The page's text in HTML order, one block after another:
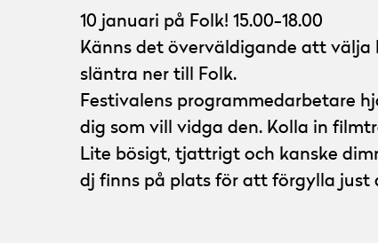
10 januari på Folk! 15.00-18.00
Känns det överväldigande att välja
släntra ner till Folk.
Festivalens programmedarbetare
dig som vill vidga den. Kolla in
Lite bösigt, tjattrigt och kanske
dj finns på plats för att förgylla just